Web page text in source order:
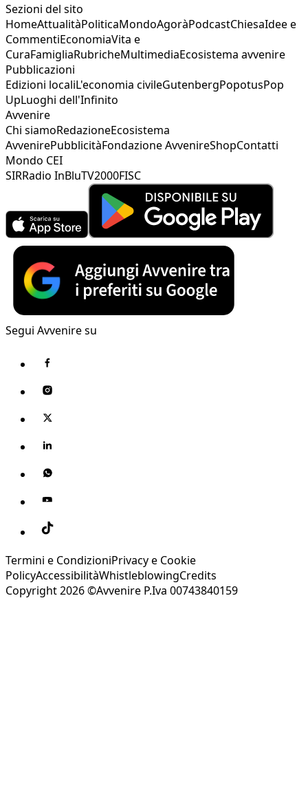
Sezioni del sito
HomeAttualitàPoliticaMondoAgoràPodcastChiesaIdee e
CommentiEconomiaVita e
CuraFamigliaRubricheMultimediaEcosistema avvenire
Pubblicazioni
Edizioni localiL'economia civileGutenbergPopotusPop
UpLuoghi dell'Infinito
Avvenire
Chi siamoRedazioneEcosistema
AvvenirePubblicitàFondazione AvvenireShopContatti
Mondo CEI
SIRRadio InBluTV2000FISC
Segui Avvenire su
Termini e CondizioniPrivacy e Cookie
PolicyAccessibilitàWhistleblowingCredits
Copyright 2026 ©Avvenire P.Iva 00743840159